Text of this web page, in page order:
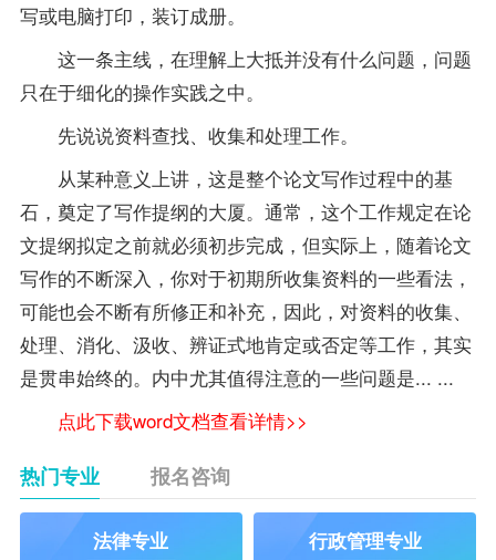
写或电脑打印，装订成册。
这一条主线，在理解上大抵并没有什么问题，问题
只在于细化的操作实践之中。
先说说资料查找、收集和处理工作。
从某种意义上讲，这是整个论文写作过程中的基
石，奠定了写作提纲的大厦。通常，这个工作规定在论
文提纲拟定之前就必须初步完成，但实际上，随着论文
写作的不断深入，你对于初期所收集资料的一些看法，
可能也会不断有所修正和补充，因此，对资料的收集、
处理、消化、汲收、辨证式地肯定或否定等工作，其实
是贯串始终的。内中尤其值得注意的一些问题是... ...
点此下载word文档查看详情>>
热门专业 报名咨询
法律专业 行政管理专业